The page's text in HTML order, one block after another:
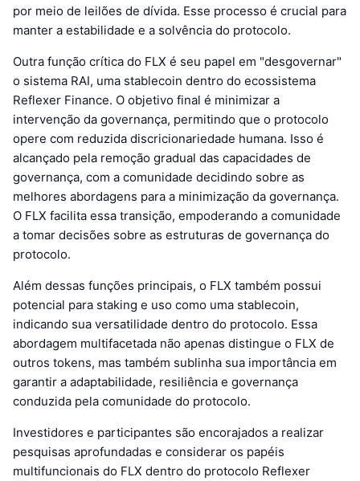
por meio de leilões de dívida. Esse processo é crucial para
manter a estabilidade e a solvência do protocolo.
Outra função crítica do FLX é seu papel em "desgovernar"
o sistema RAI, uma stablecoin dentro do ecossistema
Reflexer Finance. O objetivo final é minimizar a
intervenção da governança, permitindo que o protocolo
opere com reduzida discricionariedade humana. Isso é
alcançado pela remoção gradual das capacidades de
governança, com a comunidade decidindo sobre as
melhores abordagens para a minimização da governança.
O FLX facilita essa transição, empoderando a comunidade
a tomar decisões sobre as estruturas de governança do
protocolo.
Além dessas funções principais, o FLX também possui
potencial para staking e uso como uma stablecoin,
indicando sua versatilidade dentro do protocolo. Essa
abordagem multifacetada não apenas distingue o FLX de
outros tokens, mas também sublinha sua importância em
garantir a adaptabilidade, resiliência e governança
conduzida pela comunidade do protocolo.
Investidores e participantes são encorajados a realizar
pesquisas aprofundadas e considerar os papéis
multifuncionais do FLX dentro do protocolo Reflexer